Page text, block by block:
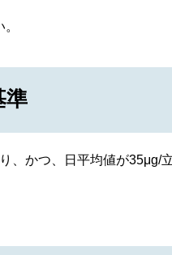
準
、かつ、日平均値が35μg/